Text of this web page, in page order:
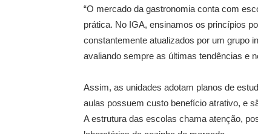
“O mercado da gastronomia conta com
prática. No IGA, ensinamos os princípios
constantemente atualizados por um grupo
avaliando sempre as últimas tendências e
Assim, as unidades adotam planos de
aulas possuem custo benefício atrativo, e
A estrutura das escolas chama atenção,